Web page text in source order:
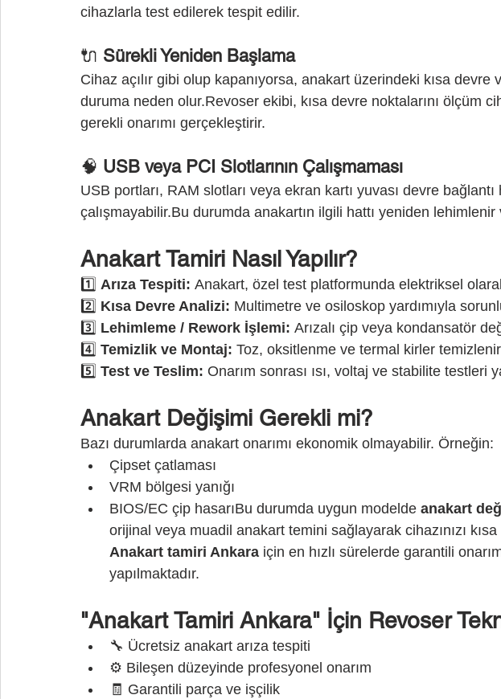
cihazlarla test edilerek tespit edilir.
🔌 Sürekli Yeniden Başlama
Cihaz açılır gibi olup kapanıyorsa, anakart üzerindeki kısa devre
duruma neden olur.Revoser ekibi, kısa devre noktalarını ölçüm
gerekli onarımı gerçekleştirir.
🧠 USB veya PCI Slotlarının Çalışmaması
USB portları, RAM slotları veya ekran kartı yuvası devre bağlantı
çalışmayabilir.Bu durumda anakartın ilgili hattı yeniden lehimlenir
Anakart Tamiri Nasıl Yapılır?
1️⃣ Arıza Tespiti: Anakart, özel test platformunda elektriksel
2️⃣ Kısa Devre Analizi: Multimetre ve osiloskop yardımıyla
3️⃣ Lehimleme / Rework İşlemi: Arızalı çip veya kondansatör
4️⃣ Temizlik ve Montaj: Toz, oksitlenme ve termal kirler
5️⃣ Test ve Teslim: Onarım sonrası ısı, voltaj ve stabilite testleri
Anakart Değişimi Gerekli mi?
Bazı durumlarda anakart onarımı ekonomik olmayabilir. Örneğin:
Çipset çatlaması
VRM bölgesi yanığı
BIOS/EC çip hasarıBu durumda uygun modelde anakart
orijinal veya muadil anakart temini sağlayarak cihazınızı
Anakart tamiri Ankara için en hızlı sürelerde garantili
yapılmaktadır.
"Anakart Tamiri Ankara" İçin Revoser
🔧 Ücretsiz anakart arıza tespiti
⚙️ Bileşen düzeyinde profesyonel onarım
🧾 Garantili parça ve işçilik